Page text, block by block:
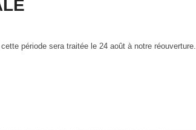
citoyens dans la transition énergétique
de Jean-Louis Borloo
période sera traitée le 24 août à notre réouverture.